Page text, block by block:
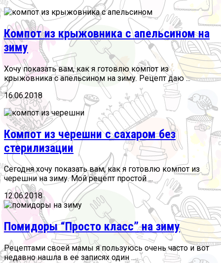
Компот из крыжовника с апельсином на
зиму
Хочу показать вам, как я готовлю компот из
крыжовника с апельсином на зиму. Рецепт даю ...
16.06.2018
Компот из черешни с сахаром без
стерилизации
Сегодня хочу показать вам, как я готовлю компот из
черешни на зиму. Мой рецепт простой ...
12.06.2018
Помидоры “Просто класс” на зиму
Рецептами своей мамы я пользуюсь очень часто и вот
недавно нашла в ее записях один ...